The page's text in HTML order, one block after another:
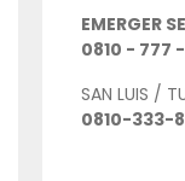
EMERGER
0810 - 777
SAN LUIS /
0810-333-